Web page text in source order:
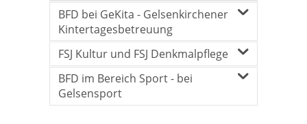
BFD bei GeKita - Gelsenkirchener
Kintertagesbetreuung
FSJ Kultur und FSJ Denkmalpflege
BFD im Bereich Sport - bei
Gelsensport